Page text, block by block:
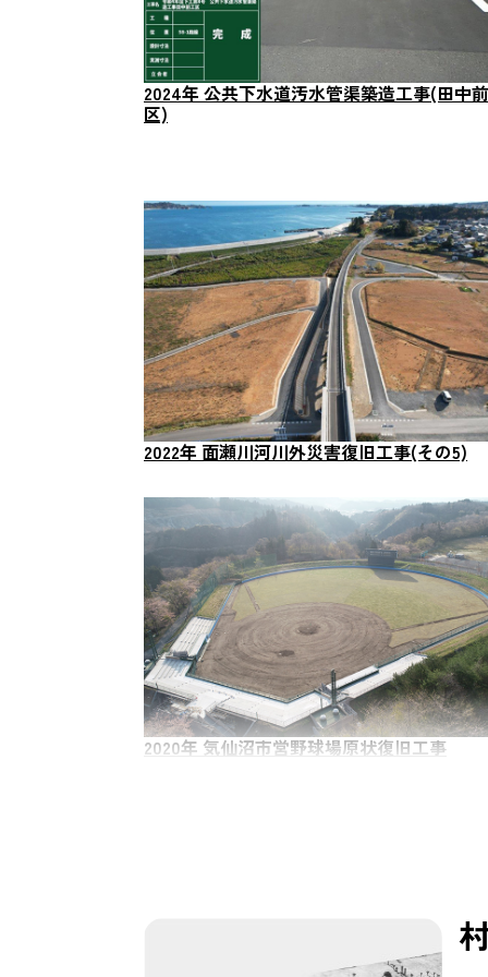
2024年 公共下水道汚水管渠築造工事(田中
区)
2022年 面瀬川河川外災害復旧工事(その5)
2020年 気仙沼市営野球場原状復旧工事